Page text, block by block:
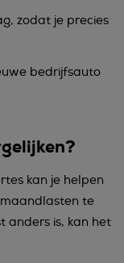
zodat je precies
bedrijfsauto
kan je helpen
te
anders is, kan het